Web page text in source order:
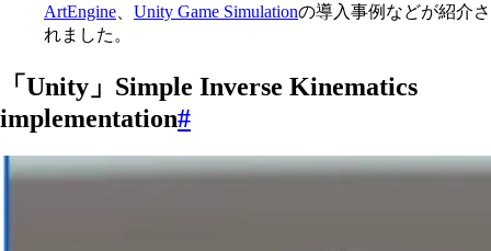
ArtEngine
Unity Game Simulationの導入事例などが紹介さ
れました。
「Unity」Simple Inverse Kinematics
implementation#